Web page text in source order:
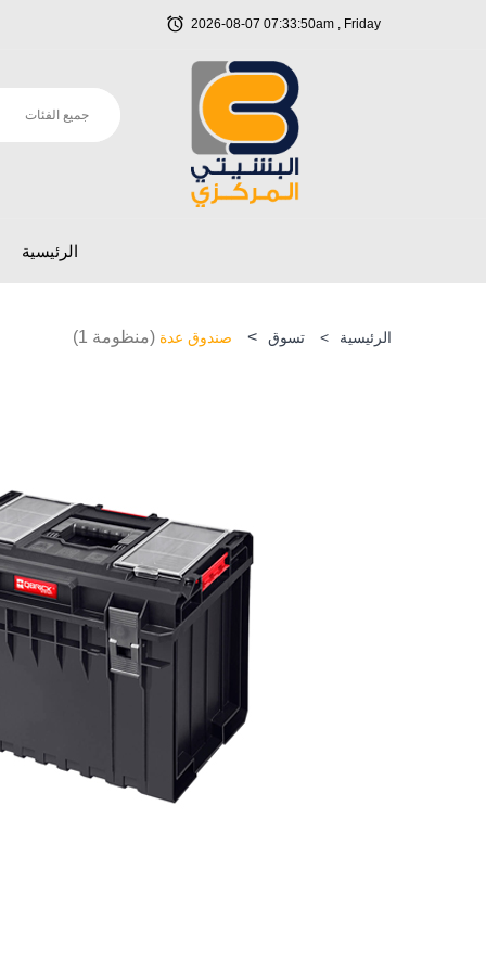
2026-08-07 07:33:50am , Friday
الرئيسية
الرئيسية > تسوق > صندوق عدة (منظومة 1)